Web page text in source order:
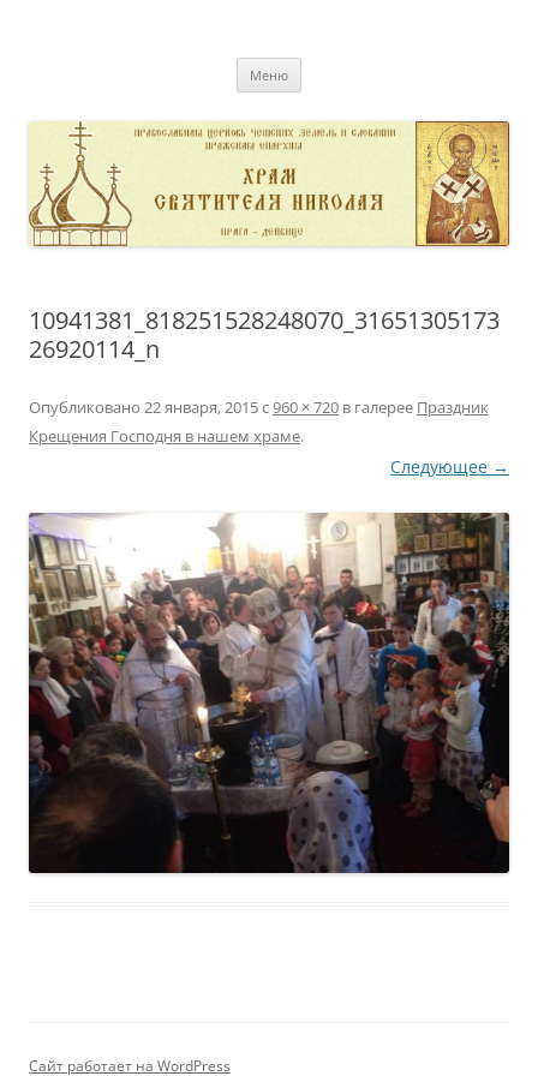
Меню
10941381_818251528248070_31651305173
26920114_n
Опубликовано 22 января, 2015с960 × 720 в галерее Праздник
Крещения Господня в нашем храме.
Следующее →
Сайт работает на WordPress